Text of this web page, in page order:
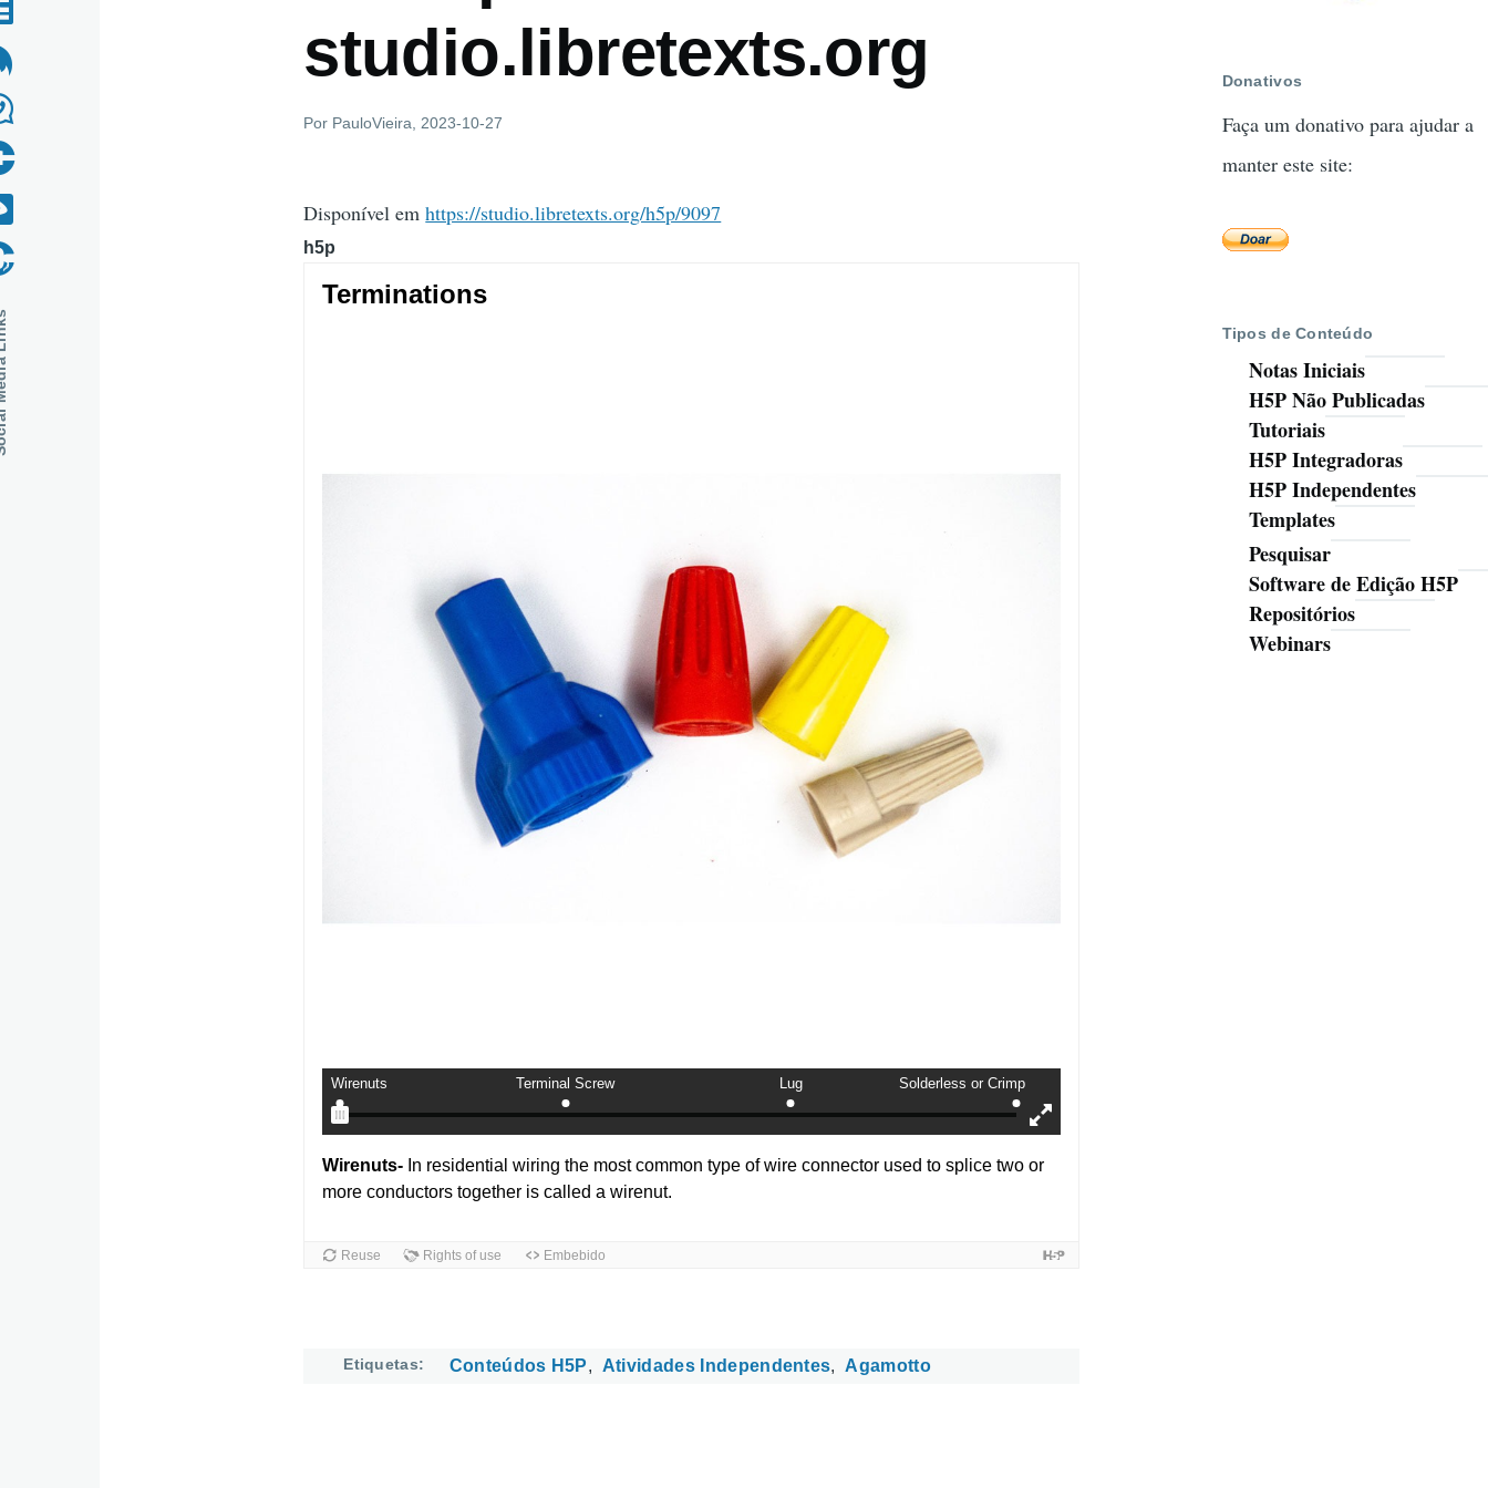
studio.libretexts.org
Por PauloVieira , 2023-10-27
Disponível emhttps://studio.libretexts.org/h5p/9097
h5p
Etiquetas Conteúdos H5P Atividades Independentes Agamotto
Donativos
Faça um donativo para ajudar a
manter este site:
Tipos de Conteúdo
Notas Iniciais
H5P Não Publicadas
Tutoriais
H5P Integradoras
H5P Independentes
Templates
Ferramentas
Pesquisar
Software de Edição H5P
Repositórios
Webinars